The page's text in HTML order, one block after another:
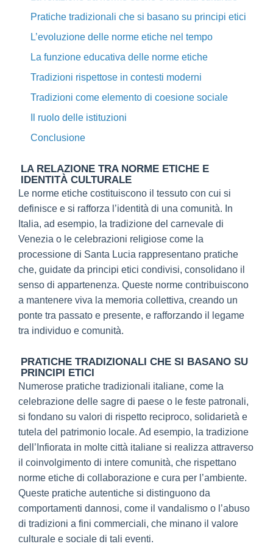
Pratiche tradizionali che si basano su principi etici
L’evoluzione delle norme etiche nel tempo
La funzione educativa delle norme etiche
Tradizioni rispettose in contesti moderni
Tradizioni come elemento di coesione sociale
Il ruolo delle istituzioni
Conclusione
LA RELAZIONE TRA NORME ETICHE E
IDENTITÀ CULTURALE
Le norme etiche costituiscono il tessuto con cui si
definisce e si rafforza l’identità di una comunità. In
Italia, ad esempio, la tradizione del carnevale di
Venezia o le celebrazioni religiose come la
processione di Santa Lucia rappresentano pratiche
che, guidate da principi etici condivisi, consolidano il
senso di appartenenza. Queste norme contribuiscono
a mantenere viva la memoria collettiva, creando un
ponte tra passato e presente, e rafforzando il legame
tra individuo e comunità.
PRATICHE TRADIZIONALI CHE SI BASANO SU
PRINCIPI ETICI
Numerose pratiche tradizionali italiane, come la
celebrazione delle sagre di paese o le feste patronali,
si fondano su valori di rispetto reciproco, solidarietà e
tutela del patrimonio locale. Ad esempio, la tradizione
dell’Infiorata in molte città italiane si realizza attraverso
il coinvolgimento di intere comunità, che rispettano
norme etiche di collaborazione e cura per l’ambiente.
Queste pratiche autentiche si distinguono da
comportamenti dannosi, come il vandalismo o l’abuso
di tradizioni a fini commerciali, che minano il valore
culturale e sociale di tali eventi.